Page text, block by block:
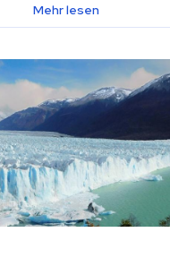
Mehr lesen